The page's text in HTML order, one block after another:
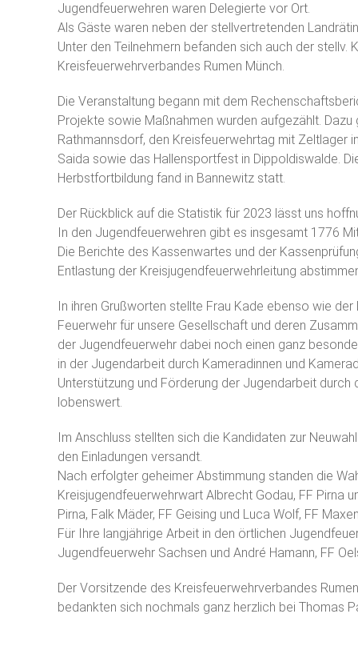
Jugendfeuerwehren waren Delegierte vor Ort.
Als Gäste waren neben der stellvertretenden
Unter den Teilnehmern befanden sich auch der
Kreisfeuerwehrverbandes Rumen Münch.
Die Veranstaltung begann mit dem
Projekte sowie Maßnahmen wurden aufgezählt.
Rathmannsdorf, den Kreisfeuerwehrtag mit Zeltlager
Saida sowie das Hallensportfest in Dippoldiswalde.
Herbstfortbildung fand in Bannewitz statt.
Der Rückblick auf die Statistik für 2023 lässt uns
In den Jugendfeuerwehren gibt es insgesamt 1776
Die Berichte des Kassenwartes und der
Entlastung der Kreisjugendfeuerwehrleitung
In ihren Grußworten stellte Frau Kade ebenso wie
Feuerwehr für unsere Gesellschaft und deren
der Jugendfeuerwehr dabei noch einen ganz
in der Jugendarbeit durch Kameradinnen und
Unterstützung und Förderung der Jugendarbeit
lobenswert.
Im Anschluss stellten sich die Kandidaten zur
den Einladungen versandt.
Nach erfolgter geheimer Abstimmung standen die
Kreisjugendfeuerwehrwart Albrecht Godau, FF Pirna
Pirna, Falk Mäder, FF Geising und Luca Wolf, FF
Für Ihre langjährige Arbeit in den örtlichen
Jugendfeuerwehr Sachsen und André Hamann, FF
Der Vorsitzende des Kreisfeuerwehrverbandes
bedankten sich nochmals ganz herzlich bei Thomas